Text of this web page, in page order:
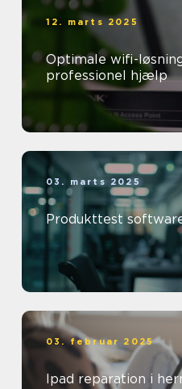
12. marts 2025
Optimale wifi-
professionel hjælp
03. marts 2025
Produkttest
03. februar 2025
Ipad reparation i